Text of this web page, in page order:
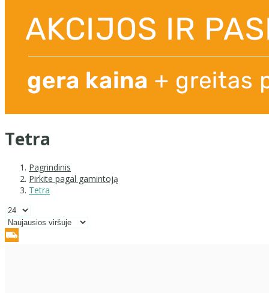
Tetra
Pagrindinis
Pirkite pagal gamintoją
Tetra